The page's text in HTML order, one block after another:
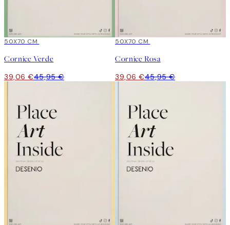
15%*
50X70 CM
Cornice Verde
39,06 €45,95 €
15%*
50X70 CM
Cornice Rosa
39,06 €45,95 €